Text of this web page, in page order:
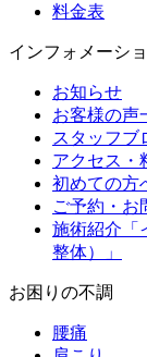
料金表
インフォメーシ
お知らせ
お客様の声
スタッフブ
アクセス・
初めての方
ご予約・お
施術紹介「
整体）」
お困りの不調
腰痛